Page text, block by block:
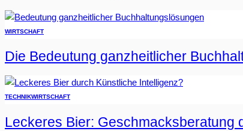
WIRTSCHAFT
Die Bedeutung ganzheitlicher
TECHNIKWIRTSCHAFT
Leckeres Bier: Geschmacksberatung